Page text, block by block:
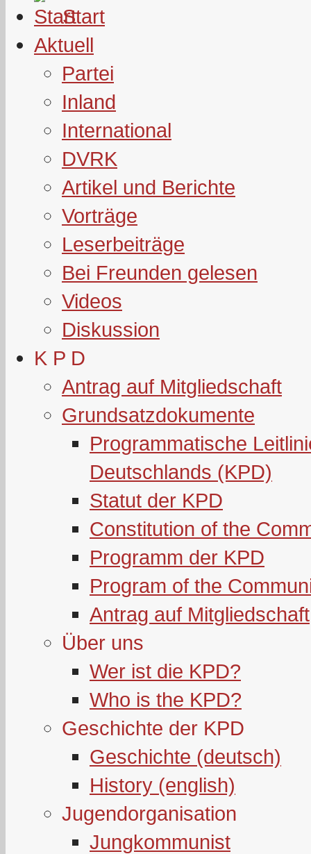
Start
Aktuell
Partei
Inland
International
DVRK
Artikel und Berichte
Vorträge
Leserbeiträge
Bei Freunden gelesen
Videos
Diskussion
K P D
Antrag auf Mitgliedschaft
Grundsatzdokumente
Programmatische
Deutschlands (KPD)
Statut der KPD
Constitution of the
Programm der KPD
Program of the
Antrag auf Mitgliedschaft
Über uns
Wer ist die KPD?
Who is the KPD?
Geschichte der KPD
Geschichte (deutsch)
History (english)
Jugendorganisation
Jungkommunist